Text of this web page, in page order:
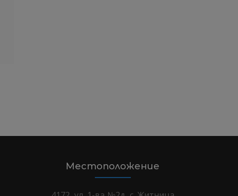
Местоположение